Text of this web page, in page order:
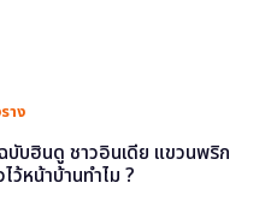
าง
บับฮินดู ชาวอินเดีย แขวนพริก
ไว้หน้าบ้านทำไม ?